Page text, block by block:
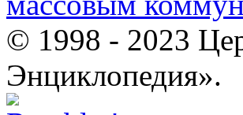
© 1998 - 2023
Энциклопедия».